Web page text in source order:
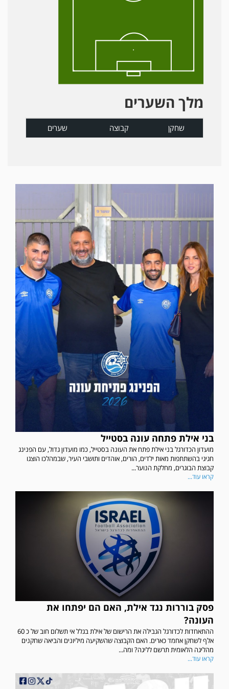
מלך השערים
שחקן קבוצה שערים
בני אילת פתחה עונה בסטייל
מועדון הכדורגל בני אילת פתח את העונה בסטייל, כמו מועדון גדול, עם הפנינג
חגיגי בהשתתפות מאות ילדים, הורים, אוהדים ותושבי העיר, שבמהלכו הוצגו
קבוצת הבוגרים, מחלקת הנוער...
קראו עוד...
פסק בוררות נגד אילת, האם הם יפתחו את
העונה?
ההתאחדות לכדורגל הגבילה את הרישום של אילת בגלל אי תשלום חוב של כ 60
אלף לשחקן אחמד כארים. האם הקבוצה שהשקיעה מיליונים והביאה שחקנים
מהליגה הלאומית תרשם לליגה? ומה...
קראו עוד...